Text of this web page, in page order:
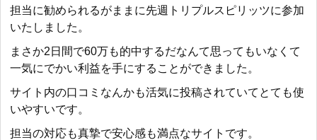
担当に勧められるがままに先週トリプルスピリッツに参加
いたしました。
まさか2日間で60万も的中するだなんて思ってもいなくて
一気にでかい利益を手にすることができました。
サイト内の口コミなんかも活気に投稿されていてとても使
いやすいです。
担当の対応も真摯で安心感も満点なサイトです。